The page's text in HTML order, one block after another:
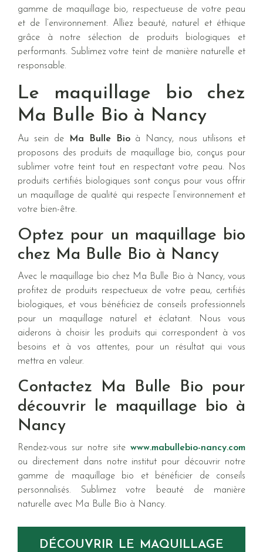
gamme de maquillage bio, respectueuse de votre peau
et de l’environnement. Alliez beauté, naturel et éthique
grâce à notre sélection de produits biologiques et
performants. Sublimez votre teint de manière naturelle et
responsable.
Le maquillage bio chez
Ma Bulle Bio à Nancy
Au sein de Ma Bulle Bioà Nancy, nous utilisons et
proposons des produits de maquillage bio, conçus pour
sublimer votre teint tout en respectant votre peau. Nos
produits certifiés biologiques sont conçus pour vous offrir
un maquillage de qualité qui respecte l’environnement et
votre bien-être.
Optez pour un maquillage bio
chez Ma Bulle Bio à Nancy
Avec le maquillage bio chez Ma Bulle Bio à Nancy, vous
profitez de produits respectueux de votre peau, certifiés
biologiques, et vous bénéficiez de conseils professionnels
pour un maquillage naturel et éclatant. Nous vous
aiderons à choisir les produits qui correspondent à vos
besoins et à vos attentes, pour un résultat qui vous
mettra en valeur.
Contactez Ma Bulle Bio pour
découvrir le maquillage bio à
Nancy
Rendez-vous sur notre site www.mabullebio-nancy.com
ou directement dans notre institut pour découvrir notre
gamme de maquillage bio et bénéficier de conseils
personnalisés. Sublimez votre beauté de manière
naturelle avec Ma Bulle Bio à Nancy.
DÉCOUVRIR LE MAQUILLAGE